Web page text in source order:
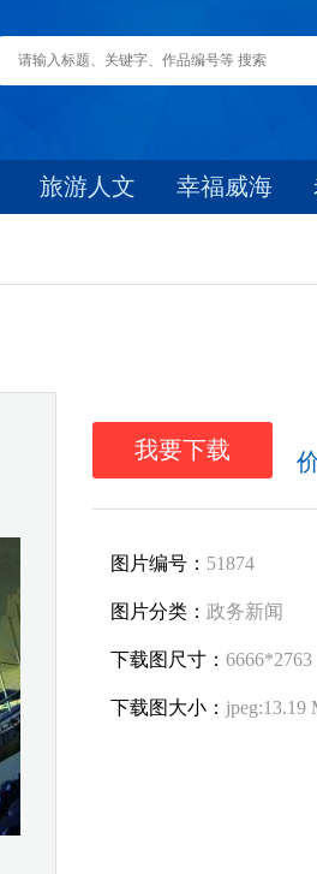
旅游人文 幸福威海
我要下载
图片编号： 51874
图片分类： 政务新闻
下载图尺寸： 6666*2763
下载图大小： jpeg:13.19